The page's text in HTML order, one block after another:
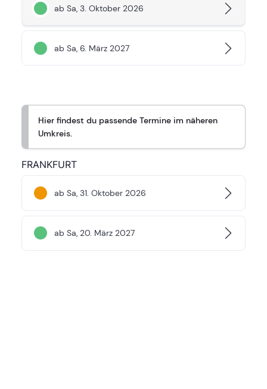
ab Sa, 3. Oktober 2026
ab Sa, 6. März 2027
Hier findest du passende Termine im näheren
Umkreis.
FRANKFURT
ab Sa, 31. Oktober 2026
ab Sa, 20. März 2027